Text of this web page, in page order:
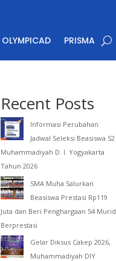
OLYMPICAD PRISMA
Recent Posts
Informasi Perubahan
Jadwal Seleksi Beasiswa S2
Muhammadiyah D. I. Yogyakarta
Tahun 2026
SMA Muha Salurkan
Beasiswa Prestasi Rp119
Juta dan Beri Penghargaan 54 Murid
Berprestasi
Gelar Diksus Cakep 2026,
Muhammadiyah DIY